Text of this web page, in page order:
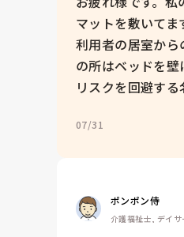
マットを敷いてま
利用者の居室か
の所はベッドを
リスクを回避す
07/31
ポンポン侍
介護福祉士, デイサ